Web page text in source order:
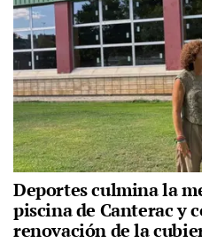
Deportes culmina la
piscina de Canterac y
renovación de la